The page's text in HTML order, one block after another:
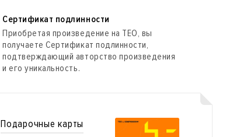
Сертификат подлинности
Приобретая произведение на ТЕО, вы
получаете Сертификат подлинности,
подтверждающий авторство произведения
и его уникальность.
Подарочные карты